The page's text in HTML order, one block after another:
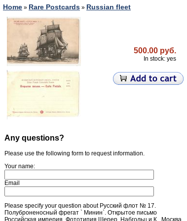
Home » Rare Postcards » Russian fleet
500.00 руб.
In stock: yes
Any questions?
Please use the following form to request information.
Your name:
Email
Please specify your question about Русский флот № 17.
Полуброненосный фрегат ` Минин`. Открытое письмо
Российская империя. Фототипия Шерер, Набгольц и К., Москва.